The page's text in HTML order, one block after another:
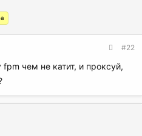
#22
чем не катит, и проксуй,